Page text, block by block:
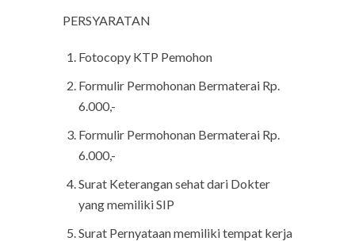
PERSYARATAN
Fotocopy KTP Pemohon
Formulir Permohonan Bermaterai Rp.
6.000,-
Formulir Permohonan Bermaterai Rp.
6.000,-
Surat Keterangan sehat dari Dokter
yang memiliki SIP
Surat Pernyataan memiliki tempat kerja